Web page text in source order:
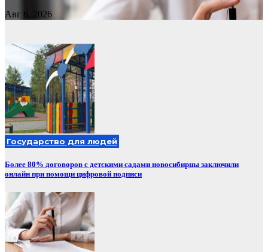
Авг 6, 2026
Государство для людей
Более 80% договоров с детскими садами новосибирцы заключили
онлайн при помощи цифровой подписи